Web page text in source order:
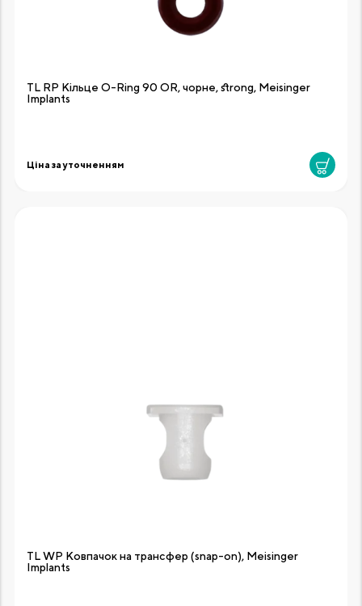
TL RP Кільце O-Ring 90 OR, чорне, strong, Meisinger
Implants
Ціна за уточненням
TL WP Ковпачок на трансфер (snap-on), Meisinger
Implants